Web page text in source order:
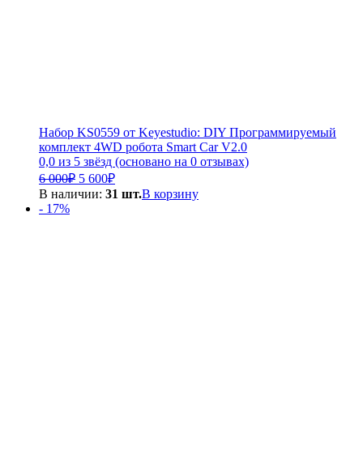
Набор KS0559 от Keyestudio: DIY Программируемый
комплект 4WD робота Smart Car V2.0
0,0 из 5 звёзд (основано на 0 отзывах)
6 000₽ Первоначальная
цена
5 600₽Текущая
цена:
В наличии: 31 шт.В корзину
- 17%